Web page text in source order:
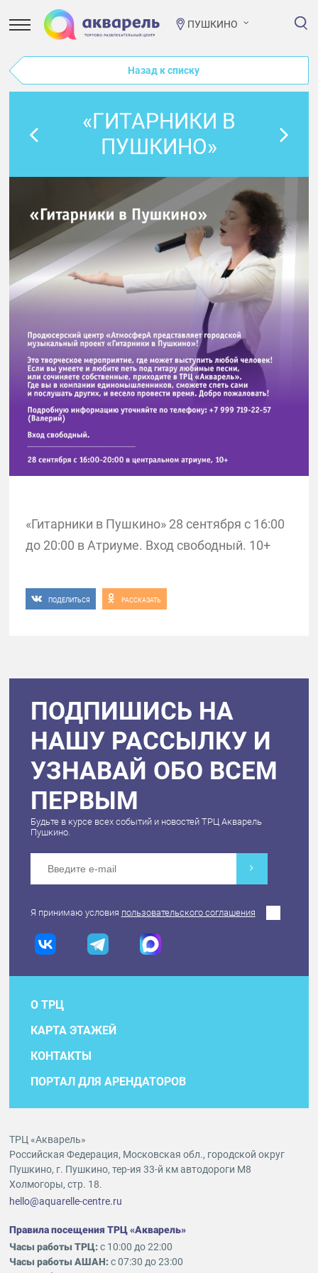
ПУШКИНО
Назад к списку
«ГИТАРНИКИ В
ПУШКИНО»
«Гитарники в Пушкино» 28 сентября с 16:00
до 20:00 в Атриуме. Вход свободный. 10+
ПОДЕЛИТЬСЯ РАССКАЗАТЬ
ПОДПИШИСЬ НА
НАШУ РАССЫЛКУ И
УЗНАВАЙ ОБО ВСЕМ
ПЕРВЫМ
Будьте в курсе всех событий и новостей ТРЦ Акварель
Пушкино.
Я принимаю условия пользовательского соглашения
О ТРЦ
КАРТА ЭТАЖЕЙ
КОНТАКТЫ
ПОРТАЛ ДЛЯ АРЕНДАТОРОВ
ТРЦ «Акварель»
Российская Федерация, Московская обл., городской округ
Пушкино, г. Пушкино, тер-ия 33-й км автодороги М8
Холмогоры, стр. 18.
hello@aquarelle-centre.ru
Правила посещения ТРЦ «Акварель»
Часы работы ТРЦ:с 10:00 до 22:00
Часы работы АШАН:с 07:30 до 23:00